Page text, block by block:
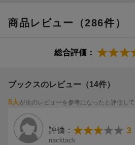
達成し、『人は話し方が９割』の単冊
１位を獲得（日販調べ、ビジネス書）
商品レビュー（286件）
総合評価：
ブックスのレビュー（14件）
5人が次のレビューを参考になったと評価し
評価： 3
nacktack